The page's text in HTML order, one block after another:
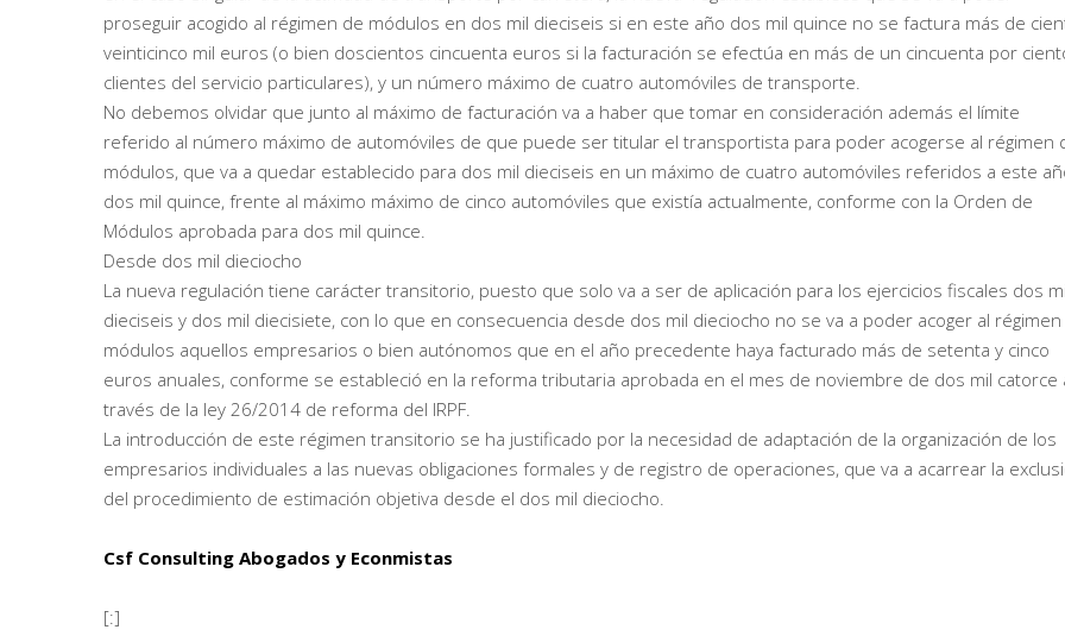
proseguir acogido al régimen de módulos en dos mil dieciseis si en este año dos mil quince no se factura más de
veinticinco mil euros (o bien doscientos cincuenta euros si la facturación se efectúa en más de un cincuenta por
clientes del servicio particulares), y un número máximo de cuatro automóviles de transporte.
No debemos olvidar que junto al máximo de facturación va a haber que tomar en consideración además el límite
referido al número máximo de automóviles de que puede ser titular el transportista para poder acogerse al régimen
módulos, que va a quedar establecido para dos mil dieciseis en un máximo de cuatro automóviles referidos a este
dos mil quince, frente al máximo máximo de cinco automóviles que existía actualmente, conforme con la Orden de
Módulos aprobada para dos mil quince.
Desde dos mil dieciocho
La nueva regulación tiene carácter transitorio, puesto que solo va a ser de aplicación para los ejercicios fiscales dos
dieciseis y dos mil diecisiete, con lo que en consecuencia desde dos mil dieciocho no se va a poder acoger al
módulos aquellos empresarios o bien autónomos que en el año precedente haya facturado más de setenta y cinco
euros anuales, conforme se estableció en la reforma tributaria aprobada en el mes de noviembre de dos mil catorce
través de la ley 26/2014 de reforma del IRPF.
La introducción de este régimen transitorio se ha justificado por la necesidad de adaptación de la organización de los
empresarios individuales a las nuevas obligaciones formales y de registro de operaciones, que va a acarrear la
del procedimiento de estimación objetiva desde el dos mil dieciocho.
Csf Consulting Abogados y Econmistas
[:]